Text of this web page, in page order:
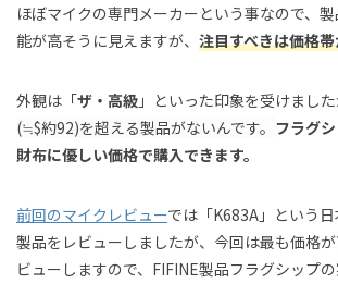
ほぼマイクの専門メーカーという事なので、
能が高そうに見えますが、 注目すべきは価格
外観は「ザ・高級 」といった印象を受けました
(≒$約92)を超える製品がないんです。 フラグ
財布に優しい価格で購入できます。
前回のマイクレビューでは「K683A」という
製品をレビューしましたが、今回は最も価格
ビューしますので、FIFINE製品フラグシップ